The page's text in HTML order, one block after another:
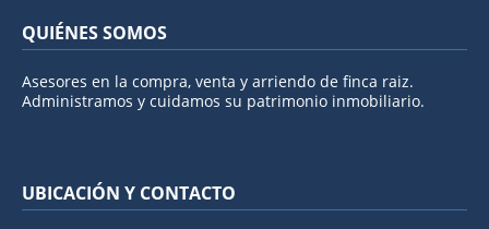
QUIÉNES SOMOS
Asesores en la compra, venta y arriendo de finca raiz.
Administramos y cuidamos su patrimonio inmobiliario.
UBICACIÓN Y CONTACTO